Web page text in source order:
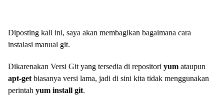
Diposting kali ini, saya akan membagikan bagaimana cara
instalasi manual git.
Dikarenakan Versi Git yang tersedia di repositori yum ataupun
apt-get biasanya versi lama, jadi di sini kita tidak menggunakan
perintah yum install git.